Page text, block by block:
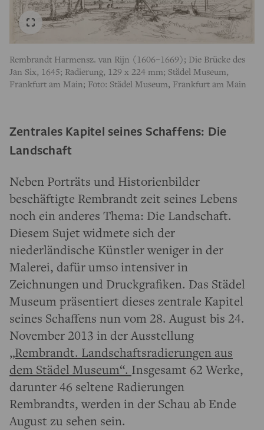
Rembrandt Harmensz. van Rijn (1606–1669); Die Brücke des
Jan Six, 1645; Radierung, 129 x 224 mm; Städel Museum,
Frankfurt am Main; Foto: Städel Museum, Frankfurt am Main
Zentrales Kapitel seines Schaffens: Die
Landschaft
Neben Porträts und Historienbilder
beschäftigte Rembrandt zeit seines Lebens
noch ein anderes Thema: Die Landschaft.
Diesem Sujet widmete sich der
niederländische Künstler weniger in der
Malerei, dafür umso intensiver in
Zeichnungen und Druckgrafiken. Das Städel
Museum präsentiert dieses zentrale Kapitel
seines Schaffens nun vom 28. August bis 24.
November 2013 in der Ausstellung
„Rembrandt. Landschaftsradierungen aus
dem Städel Museum“. Insgesamt 62 Werke,
darunter 46 seltene Radierungen
Rembrandts, werden in der Schau ab Ende
August zu sehen sein.